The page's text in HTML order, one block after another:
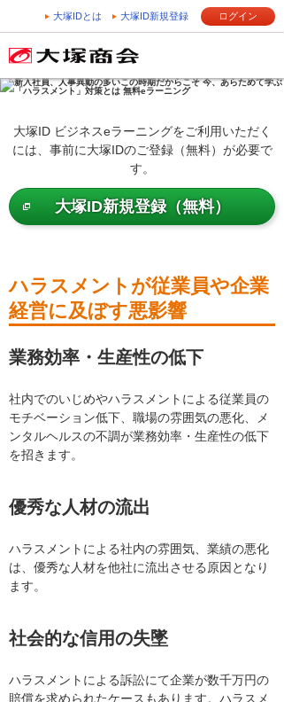
大塚IDとは 大塚ID新規登録 ログイン
大塚ID ビジネスeラーニングをご利用いただく
には、事前に大塚IDのご登録（無料）が必要で
す。
大塚ID新規登録（無料）
ハラスメントが従業員や企業
経営に及ぼす悪影響
業務効率・生産性の低下
社内でのいじめやハラスメントによる従業員の
モチベーション低下、職場の雰囲気の悪化、メ
ンタルヘルスの不調が業務効率・生産性の低下
を招きます。
優秀な人材の流出
ハラスメントによる社内の雰囲気、業績の悪化
は、優秀な人材を他社に流出させる原因となり
ます。
社会的な信用の失墜
ハラスメントによる訴訟にて企業が数千万円の
賠償を求められたケースもあります。ハラスメ